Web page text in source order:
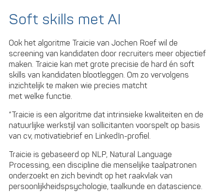
Soft skills met AI
Ook het algoritme Traicie van Jochen Roef wil de
screening van kandidaten door recruiters meer objectief
maken. Traicie kan met grote precisie de hard én soft
skills van kandidaten blootleggen. Om zo vervolgens
inzichtelijk te maken wie precies matcht
met welke functie.
“Traicie is een algoritme dat intrinsieke kwaliteiten en de
natuurlijke werkstijl van sollicitanten voorspelt op basis
van cv, motivatiebrief en LinkedIn-profiel.
Traicie is gebaseerd op NLP, Natural Language
Processing, een discipline die menselijke taalpatronen
onderzoekt en zich bevindt op het raakvlak van
persoonlijkheidspsychologie, taalkunde en datascience.